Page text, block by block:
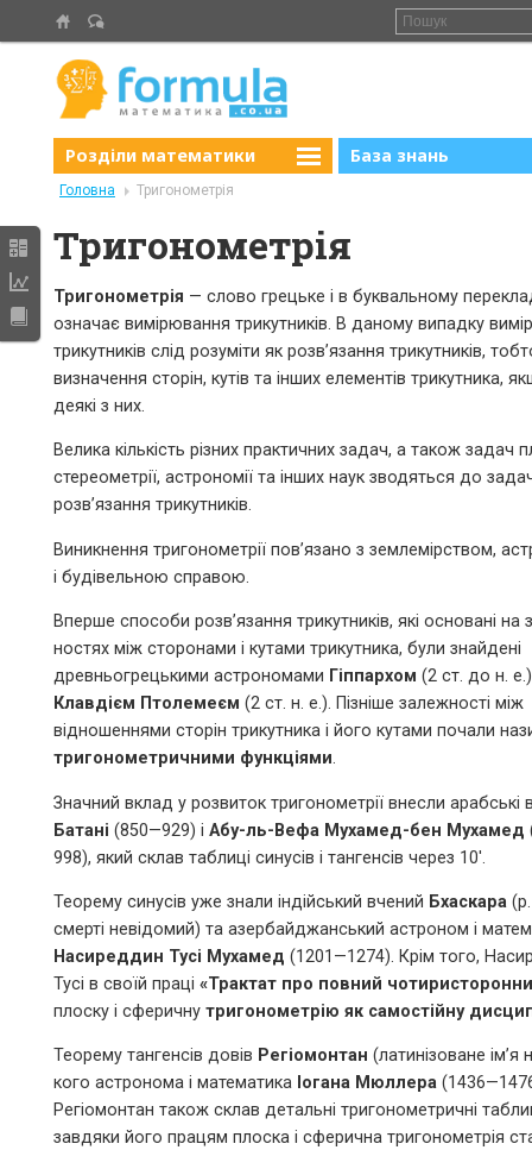
Розділи математики База знань
Головна Тригонометрія
Тригонометрія
Тригонометрія — слово грецьке і в буквальному
означає вимірювання трикутників. В даному випадку
трикутників слід розуміти як розв’язання трикутників,
визначення сторін, кутів та інших еле­ментів трикутника,
деякі з них.
Велика кількість різних практичних задач, а також задач
стереометрії, астрономії та інших наук зводяться до
розв’язання трикутників.
Виникнення тригонометрії пов’язано з землемірством,
і будівельною справою.
Вперше способи розв’язання трикутників, які основані
ностях між сторонами і кутами трикутника, були знайдені
древньогрецькими астрономами Гіппархом (2 ст. до н. е.)
Клавдієм Птолемеєм (2 ст. н. е.). Пізніше залежності між
відношеннями сторін трикутника і його кутами почали
тригонометричними функціями.
Значний вклад у розвиток тригонометрії внесли арабські
Батані (850—929) і Абу-ль-Вефа Мухамед-бен Мухамед
998), який склав таблиці синусів і тангенсів через 10′.
Теорему синусів уже знали індійський вчений Бхаскара
смерті невідомий) та азербайджанський астроном і
Насиреддин Тусі Мухамед (1201—1274). Крім того,
Тусі в своїй праці «Трактат про повний
плоску і сферичну тригонометрію як самостійну
Теорему тангенсів довів Регіомонтан (латинізоване ім’я
кого астронома і математика Іогана Мюллера
Регіомонтан також склав детальні тригонометричні
завдяки його працям плоска і сферична тригонометрія